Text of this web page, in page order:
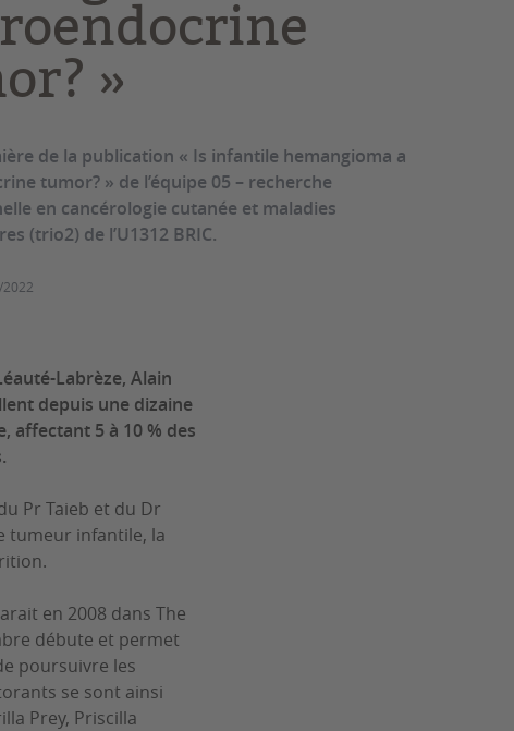
»
de la publication « Is infantile hemangioma a
tumor? » de l’équipe 05 – recherche
en cancérologie cutanée et maladies
(trio2) de l’U1312 BRIC.
Labrèze, Alain
depuis une dizaine
affectant 5 à 10 % des
Pr Taieb et du Dr
tumeur infantile, la
en 2008 dans The
débute et permet
poursuivre les
se sont ainsi
Prey, Priscilla